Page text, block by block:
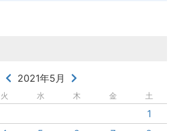
2021年5月
火 水 木 金 土
1